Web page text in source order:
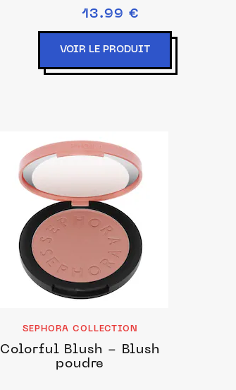
13.99 €
VOIR LE PRODUIT
SEPHORA COLLECTION
Colorful Blush - Blush
poudre